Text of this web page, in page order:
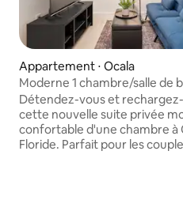
Appartement ⋅ Ocala
Moderne 1 chambre/salle de
Entrée privée près des
d'Ocala
Détendez-vous et
cette nouvelle suite privée
confortable d'une chambre à
Floride. Parfait pour les